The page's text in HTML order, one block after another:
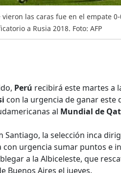
las caras fue en el empate
a Rusia 2018. Foto: AFP
Perú recibirá este martes a
con la urgencia de ganar este
al Mundial de
Santiago, la selección inca
con urgencia sumar puntos e
a la Albiceleste, que
Buenos Aires el jueves.